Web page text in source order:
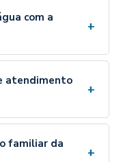
com a
+
atendimento
+
familiar da
+